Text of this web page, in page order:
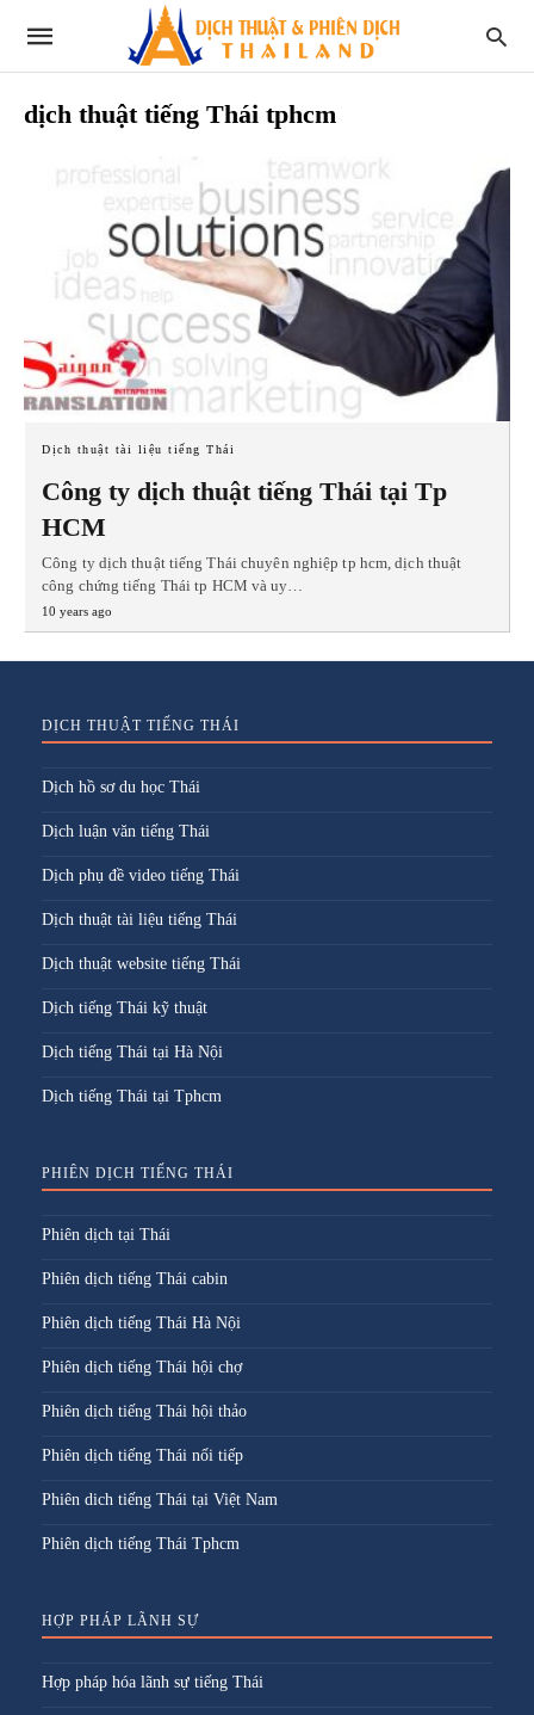
dịch thuật tiếng Thái tphcm
Dịch thuật tài liệu tiếng Thái
Công ty dịch thuật tiếng Thái tại Tp
HCM
Công ty dịch thuật tiếng Thái chuyên nghiệp tp hcm, dịch thuật
công chứng tiếng Thái tp HCM và uy…
10 years ago
DỊCH THUẬT TIẾNG THÁI
Dịch hồ sơ du học Thái
Dịch luận văn tiếng Thái
Dịch phụ đề video tiếng Thái
Dịch thuật tài liệu tiếng Thái
Dịch thuật website tiếng Thái
Dịch tiếng Thái kỹ thuật
Dịch tiếng Thái tại Hà Nội
Dịch tiếng Thái tại Tphcm
PHIÊN DỊCH TIẾNG THÁI
Phiên dịch tại Thái
Phiên dịch tiếng Thái cabin
Phiên dịch tiếng Thái Hà Nội
Phiên dịch tiếng Thái hội chợ
Phiên dịch tiếng Thái hội thảo
Phiên dịch tiếng Thái nối tiếp
Phiên dich tiếng Thái tại Việt Nam
Phiên dịch tiếng Thái Tphcm
HỢP PHÁP LÃNH SỰ
Hợp pháp hóa lãnh sự tiếng Thái